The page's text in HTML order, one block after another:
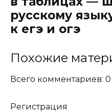
русскому
к егэ и огэ
Похожие
Всего комментариев: 0
Регистрация